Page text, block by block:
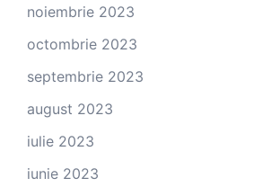
noiembrie 2023
octombrie 2023
septembrie 2023
august 2023
iulie 2023
iunie 2023